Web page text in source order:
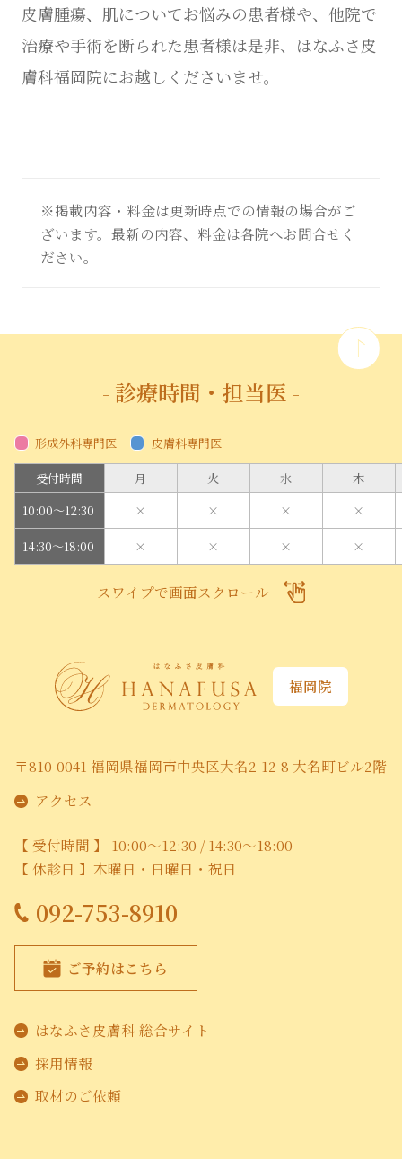
皮膚腫瘍、肌についてお悩みの患者様や、他院で
治療や手術を断られた患者様は是非、はなふさ皮
膚科福岡院にお越しくださいませ。
※掲載内容・料金は更新時点での情報の場合がご
ざいます。最新の内容、料金は各院へお問合せく
ださい。
- 診療時間・担当医 -
形成外科専門医 皮膚科専門医
受付時間 月 火 水
木
10:00～12:30
× × × ×
14:30～18:00 × × × ×
スワイプで画面スクロール
福岡院
〒810-0041 福岡県福岡市中央区大名2-12-8 大名町ビル2階
アクセス
【 受付時間 】 10:00～12:30 / 14:30～18:00
【 休診日 】木曜日・日曜日・祝日
092-753-8910
ご予約はこちら
はなふさ皮膚科 総合サイト
採用情報
取材のご依頼